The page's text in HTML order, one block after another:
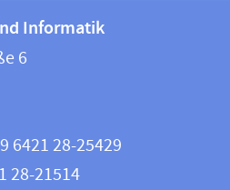
Informatik
6
6421 28-25429
28-21514